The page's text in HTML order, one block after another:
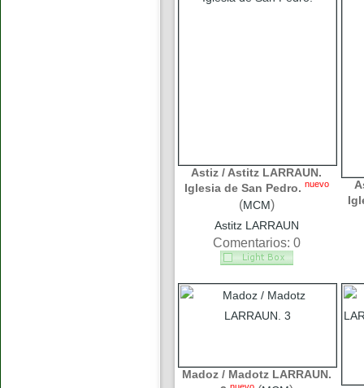
Astiz / Astitz LARRAUN.
Iglesia de San Pedro. nuevo
(MCM)
Astitz LARRAUN
Comentarios: 0
Madoz / Madotz LARRAUN.